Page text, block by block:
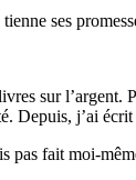
ses
sur
j’ai
pas fait moi-